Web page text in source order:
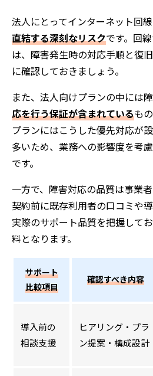
法人にとってインターネット回線
直結する深刻なリスクです。回
は、障害発生時の対応手順と復
に確認しておきましょう。
また、法人向けプランの中には
応を行う保証が含まれているも
プランにはこうした優先対応が
多いため、業務への影響度を考
です。
一方で、障害対応の品質は事業
契約前に既存利用者の口コミや
実際のサポート品質を把握して
料となります。
サポート
比較項目
確認すべき内容
導入前の
相談支援
ヒアリング・プラ
ン提案・構成設計